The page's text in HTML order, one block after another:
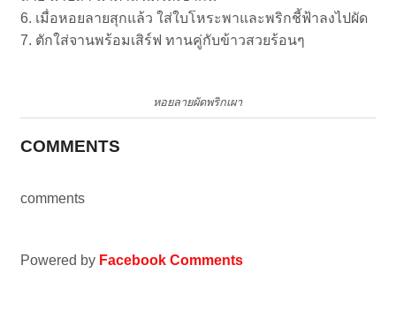
6. เมื่อหอยลายสุกแล้ว ใส่ใบโหระพาและพริกชี้ฟ้าลงไปผัด
7. ตักใส่จานพร้อมเสิร์ฟ ทานคู่กับข้าวสวยร้อนๆ
หอยลายผัดพริกเผา
COMMENTS
comments
Powered by Facebook Comments